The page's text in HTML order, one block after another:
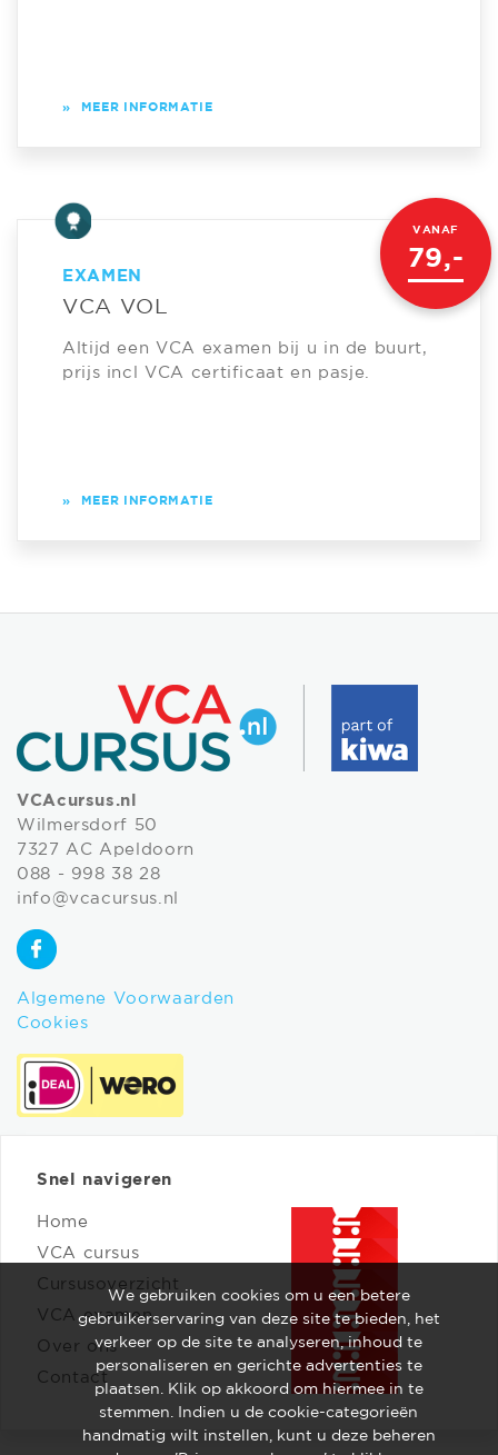
» MEER INFORMATIE
EXAMEN
VCA VOL
Altijd een VCA examen bij u in de buurt,
prijs incl VCA certificaat en pasje.
VANAF
79,-
» MEER INFORMATIE
VCAcursus.nl
Wilmersdorf 50
7327 AC Apeldoorn
088 - 998 38 28
info@vcacursus.nl
Algemene Voorwaarden
Cookies
Snel navigeren
Home
VCA cursus
Cursusoverzicht
VCA examen
Over ons
Contact
We gebruiken cookies om u een betere
gebruikerservaring van deze site te bieden, het
verkeer op de site te analyseren, inhoud te
personaliseren en gerichte advertenties te
plaatsen. Klik op akkoord om hiermee in te
stemmen. Indien u de cookie-categorieën
handmatig wilt instellen, kunt u deze beheren